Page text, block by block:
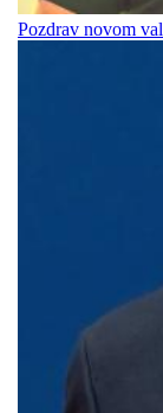
Pozdrav novom